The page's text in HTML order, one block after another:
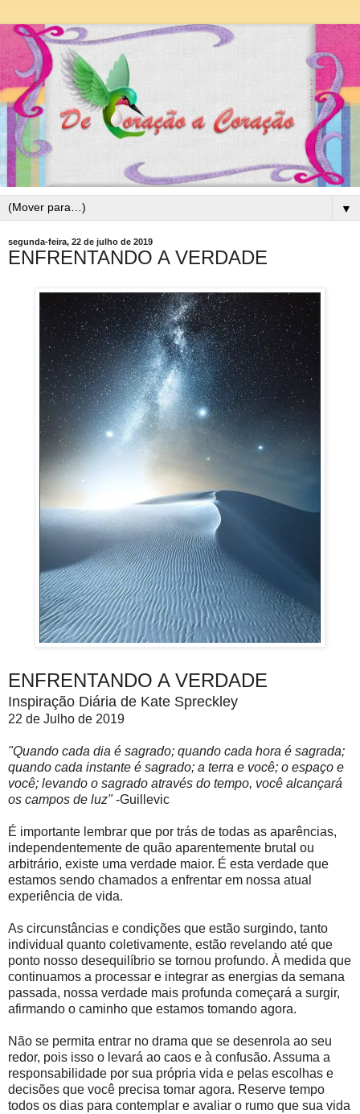
▼
segunda-feira, 22 de julho de 2019
ENFRENTANDO A VERDADE
ENFRENTANDO A VERDADE
Inspiração Diária de Kate Spreckley
22 de Julho de 2019
"Quando cada dia é sagrado; quando cada hora é sagrada;
quando cada instante é sagrado; a terra e você; o espaço e
você; levando o sagrado através do tempo, você alcançará
os campos de luz"-Guillevic
É importante lembrar que por trás de todas as aparências,
independentemente de quão aparentemente brutal ou
arbitrário, existe uma verdade maior. É esta verdade que
estamos sendo chamados a enfrentar em nossa atual
experiência de vida.
As circunstâncias e condições que estão surgindo, tanto
individual quanto coletivamente, estão revelando até que
ponto nosso desequilíbrio se tornou profundo. À medida que
continuamos a processar e integrar as energias da semana
passada, nossa verdade mais profunda começará a surgir,
afirmando o caminho que estamos tomando agora.
Não se permita entrar no drama que se desenrola ao seu
redor, pois isso o levará ao caos e à confusão. Assuma a
responsabilidade por sua própria vida e pelas escolhas e
decisões que você precisa tomar agora. Reserve tempo
todos os dias para contemplar e avaliar o rumo que sua vida